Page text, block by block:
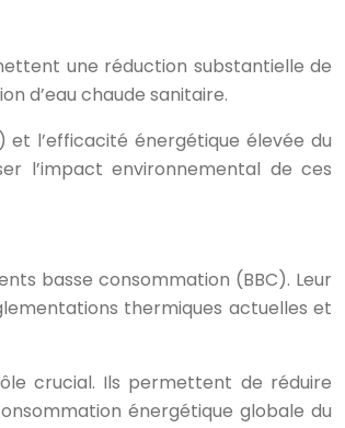
une réduction substantielle de
d’eau chaude sanitaire.
et l’efficacité énergétique élevée du
l’impact environnemental de ces
basse consommation (BBC). Leur
thermiques actuelles et
crucial. Ils permettent de réduire
énergétique globale du